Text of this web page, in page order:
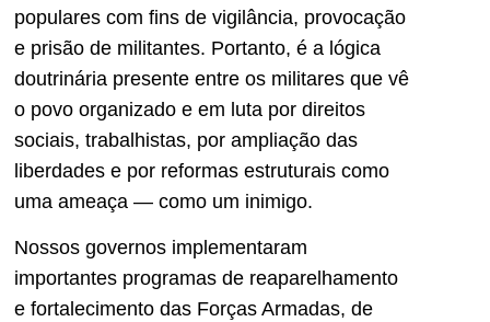
populares com fins de vigilância, provocação
e prisão de militantes. Portanto, é a lógica
doutrinária presente entre os militares que vê
o povo organizado e em luta por direitos
sociais, trabalhistas, por ampliação das
liberdades e por reformas estruturais como
uma ameaça — como um inimigo.
Nossos governos implementaram
importantes programas de reaparelhamento
e fortalecimento das Forças Armadas, de